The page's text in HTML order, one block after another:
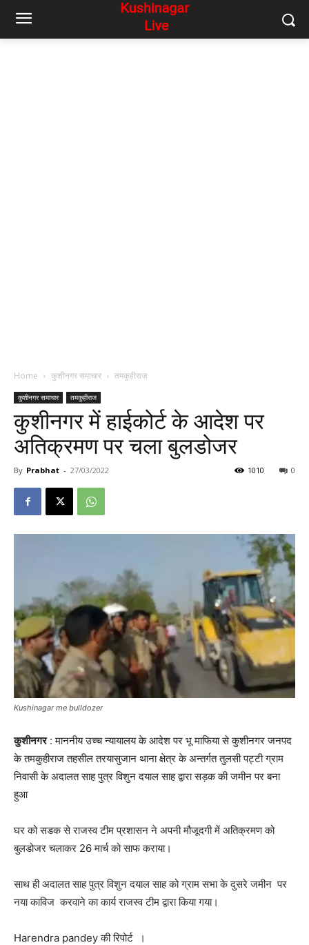
Home कुशीनगर समाचार तमकुहीराज
कुशीनगर समाचार तमकुहीराज
कुशीनगर में हाईकोर्ट के आदेश पर
अतिक्रमण पर चला बुलडोजर
By Prabhat - 27/03/2022 0
1010
Kushinagar me bulldozer
कुशीनगर: माननीय उच्च न्यायालय के आदेश पर भू माफिया से कुशीनगर जनपद
के तमकुहीराज तहसील तरयासुजान थाना क्षेत्र के अन्तर्गत तुलसी पट्टी ग्राम
निवासी के अदालत साह पुत्र विशुन दयाल साह द्वारा सड़क की जमीन पर बना
हुआ
घर को सडक से राजस्व टीम प्रशासन ने अपनी मौजूदगी में अतिक्रमण को
बुलडोजर चलाकर 26 मार्च को साफ कराया।
साथ ही अदालत साह पुत्र विशुन दयाल साह को ग्राम सभा के दुसरे जमीन पर
नया काविज करवाने का कार्य राजस्व टीम द्वारा किया गया।
Harendra pandey की रिपोर्ट ।